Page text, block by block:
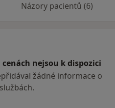
Názory pacientů (6)
nejsou k dispozici
žádné informace o